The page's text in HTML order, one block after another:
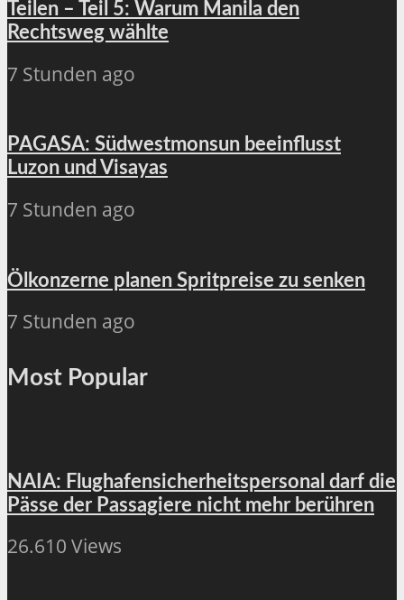
Teilen – Teil 5: Warum Manila den
Rechtsweg wählte
7 Stunden ago
PAGASA: Südwestmonsun beeinflusst
Luzon und Visayas
7 Stunden ago
Ölkonzerne planen Spritpreise zu senken
7 Stunden ago
Most Popular
NAIA: Flughafensicherheitspersonal darf die
Pässe der Passagiere nicht mehr berühren
26.610 Views